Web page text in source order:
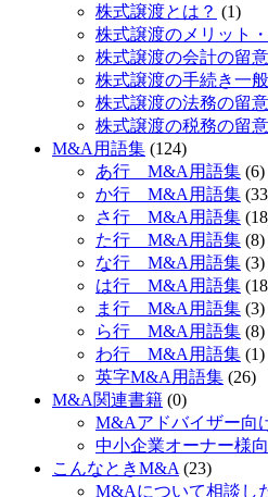
株式譲渡とは？ (1)
株式譲渡のメリット
株式譲渡の会計の留
株式譲渡の手続き一般
株式譲渡の法務の留
株式譲渡の税務の留
M&A用語集 (124)
あ行 M&A用語集 (6)
か行 M&A用語集
さ行 M&A用語集
た行 M&A用語集 (8)
な行 M&A用語集 (3)
は行 M&A用語集
ま行 M&A用語集 (3)
ら行 M&A用語集 (8)
わ行 M&A用語集 (1)
英字M&A用語集 (26)
M&A関連書籍 (0)
M&Aアドバイザー向
中小企業オーナー様
こんなときM&A (23)
M&Aについて相談し